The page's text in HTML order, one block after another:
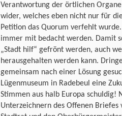
Verantwortung der örtlichen
wider, welches eben nicht nur für
Petition das Quorum verfehlt
immer mit bedacht werden. Damit
„Stadt hilf“ gefrönt werden, auch
herausgehalten werden kann.
gemeinsam nach einer Lösung
Lügenmuseum in Radebeul eine
Stimmen aus halb Europa schuldig!
Unterzeichnern des Offenen Briefes